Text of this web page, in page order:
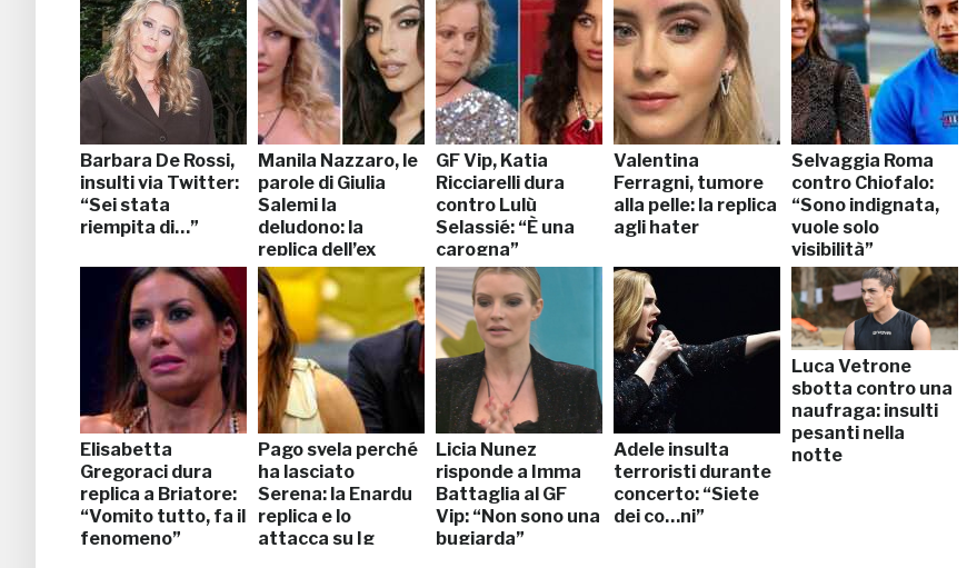
Barbara De Rossi,
insulti via Twitter:
“Sei stata
riempita di…”
Manila Nazzaro, le
parole di Giulia
Salemi la
deludono: la
replica dell’ex
gieffina
GF Vip, Katia
Ricciarelli dura
contro Lulù
Selassié: “È una
carogna”
Valentina
Ferragni, tumore
alla pelle: la replica
agli hater
Selvaggia Roma
contro Chiofalo:
“Sono indignata,
vuole solo
visibilità”
Elisabetta
Gregoraci dura
replica a Briatore:
“Vomito tutto, fa il
fenomeno”
Pago svela perché
ha lasciato
Serena: la Enardu
replica e lo
attacca su Ig
Licia Nunez
risponde a Imma
Battaglia al GF
Vip: “Non sono una
bugiarda”
Adele insulta
terroristi durante
concerto: “Siete
dei co…ni”
Luca Vetrone
sbotta contro una
naufraga: insulti
pesanti nella
notte